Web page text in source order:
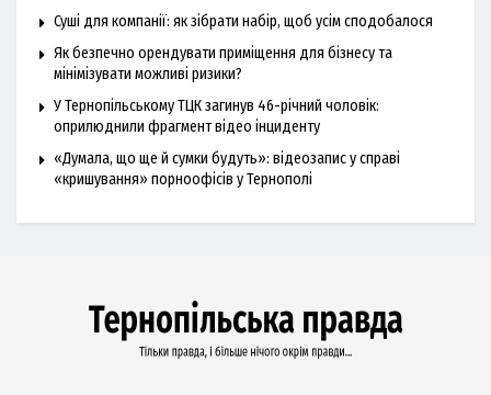
Суші для компанії: як зібрати набір, щоб усім сподобалося
Як безпечно орендувати приміщення для бізнесу та
мінімізувати можливі ризики?
У Тернопільському ТЦК загинув 46-річний чоловік:
оприлюднили фрагмент відео інциденту
«Думала, що ще й сумки будуть»: відеозапис у справі
«кришування» порноофісів у Тернополі